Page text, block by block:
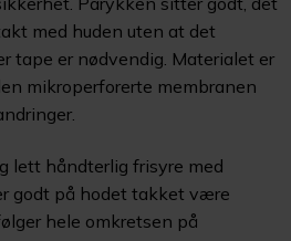
med huden uten at det
tape er nødvendig. Materialet er
mikroperforerte membranen
lett håndterlig frisyre med
godt på hodet takket være
hele omkretsen på